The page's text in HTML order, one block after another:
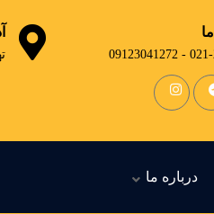
021-
درباره ما